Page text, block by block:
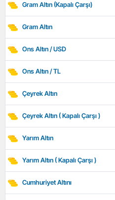
Gram Altın (Kapalı Çarşı)
Gram Altın
Ons Altın / USD
Ons Altın / TL
Çeyrek Altın
Çeyrek Altın ( Kapalı Çarşı )
Yarım Altın
Yarım Altın ( Kapalı Çarşı )
Cumhuriyet Altını